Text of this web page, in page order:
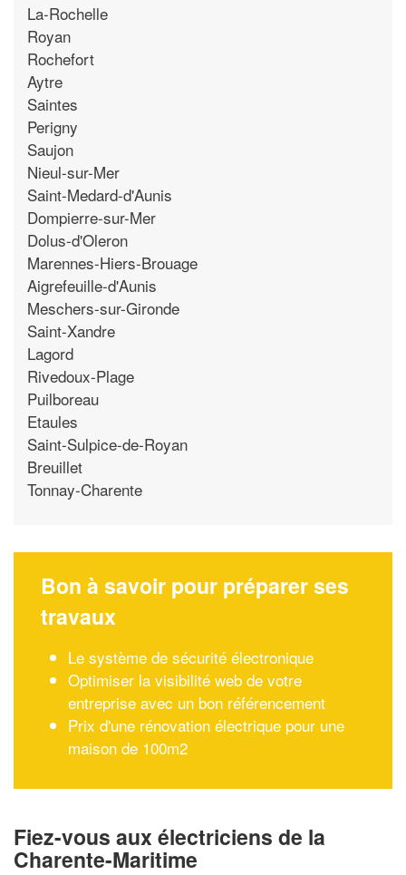
La-Rochelle
Royan
Rochefort
Aytre
Saintes
Perigny
Saujon
Nieul-sur-Mer
Saint-Medard-d'Aunis
Dompierre-sur-Mer
Dolus-d'Oleron
Marennes-Hiers-Brouage
Aigrefeuille-d'Aunis
Meschers-sur-Gironde
Saint-Xandre
Lagord
Rivedoux-Plage
Puilboreau
Etaules
Saint-Sulpice-de-Royan
Breuillet
Tonnay-Charente
Bon à savoir pour préparer ses
travaux
Le système de sécurité électronique
Optimiser la visibilité web de votre
entreprise avec un bon référencement
Prix d'une rénovation électrique pour une
maison de 100m2
Fiez-vous aux électriciens de la
Charente-Maritime